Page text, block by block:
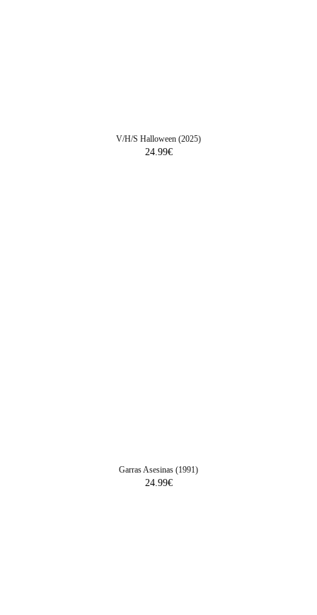
V/H/S Halloween (2025)
24.99€
Garras Asesinas (1991)
24.99€